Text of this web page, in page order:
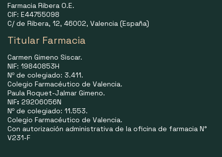
Farmacia Ribera O.E.
CIF: E44755098
C/ de Ribera, 12, 46002, Valencia (España)
Titular Farmacia
Carmen Gimeno Siscar.
NIF: 19840853H
Nº de colegiado: 3.411.
Colegio Farmacéutico de Valencia.
Paula Roquet-Jalmar Gimeno.
NIF: 29206056N
Nº de colegiado: 11.553.
Colegio Farmacéutico de Valencia.
Con autorización administrativa de la oficina de farmacia N°
V231-F